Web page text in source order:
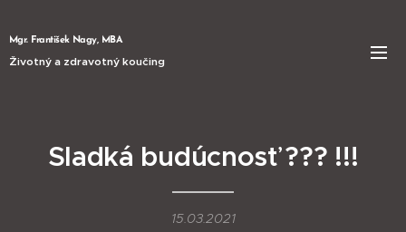
Mgr. František Nagy, MBA
Životný a zdravotný koučing
Sladká budúcnosť ??? !!!
15.03.2021